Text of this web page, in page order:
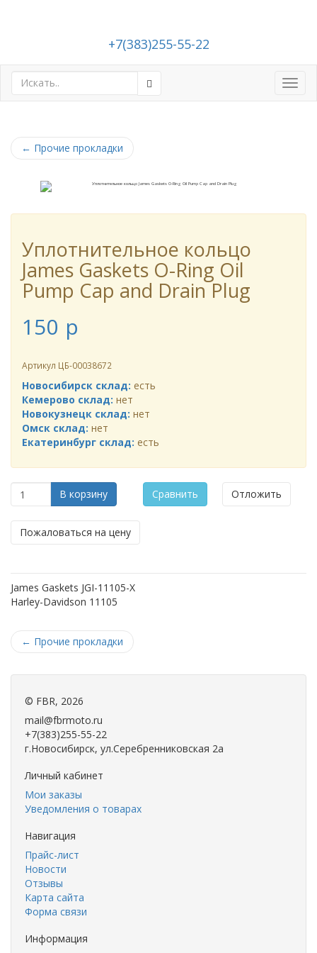
+7(383)255-55-22
← Прочие прокладки
Уплотнительное кольцо
James Gaskets O-Ring Oil
Pump Cap and Drain Plug
150 p
Артикул ЦБ-00038672
Новосибирск склад: есть
Кемерово склад: нет
Новокузнецк склад: нет
Омск склад: нет
Екатеринбург склад: есть
В корзину Сравнить Отложить
Пожаловаться на цену
James Gaskets JGI-11105-X
Harley-Davidson 11105
← Прочие прокладки
© FBR, 2026
mail@fbrmoto.ru
+7(383)255-55-22
г.Новосибирск, ул.Серебренниковская 2а
Личный кабинет
Мои заказы
Уведомления о товарах
Навигация
Прайс-лист
Новости
Отзывы
Карта сайта
Форма связи
Информация